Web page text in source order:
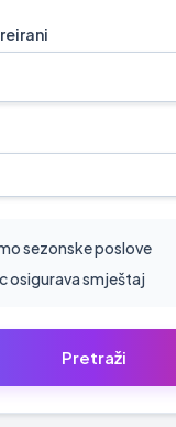
sezonske poslove
osigurava smještaj